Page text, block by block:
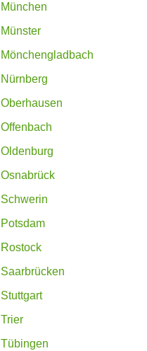
München
Münster
Mönchengladbach
Nürnberg
Oberhausen
Offenbach
Oldenburg
Osnabrück
Schwerin
Potsdam
Rostock
Saarbrücken
Stuttgart
Trier
Tübingen